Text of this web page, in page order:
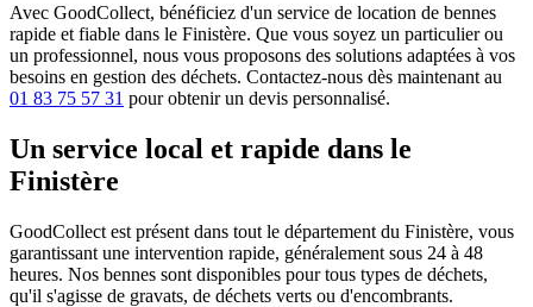
Avec GoodCollect, bénéficiez d'un service de location de bennes
rapide et fiable dans le Finistère. Que vous soyez un particulier ou
un professionnel, nous vous proposons des solutions adaptées à vos
besoins en gestion des déchets. Contactez-nous dès maintenant au
01 83 75 57 31 pour obtenir un devis personnalisé.
Un service local et rapide dans le
Finistère
GoodCollect est présent dans tout le département du Finistère, vous
garantissant une intervention rapide, généralement sous 24 à 48
heures. Nos bennes sont disponibles pour tous types de déchets,
qu'il s'agisse de gravats, de déchets verts ou d'encombrants.